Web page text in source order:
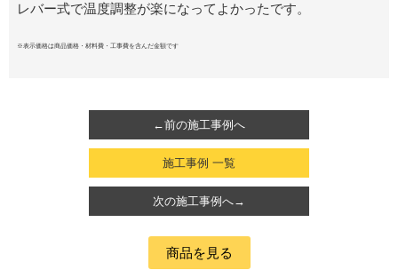
レバー式で温度調整が楽になってよかったです。
※表示価格は商品価格・材料費・工事費を含んだ金額です
←前の施工事例へ
施工事例 一覧
次の施工事例へ→
商品を見る